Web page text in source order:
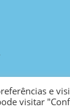
e
visitar